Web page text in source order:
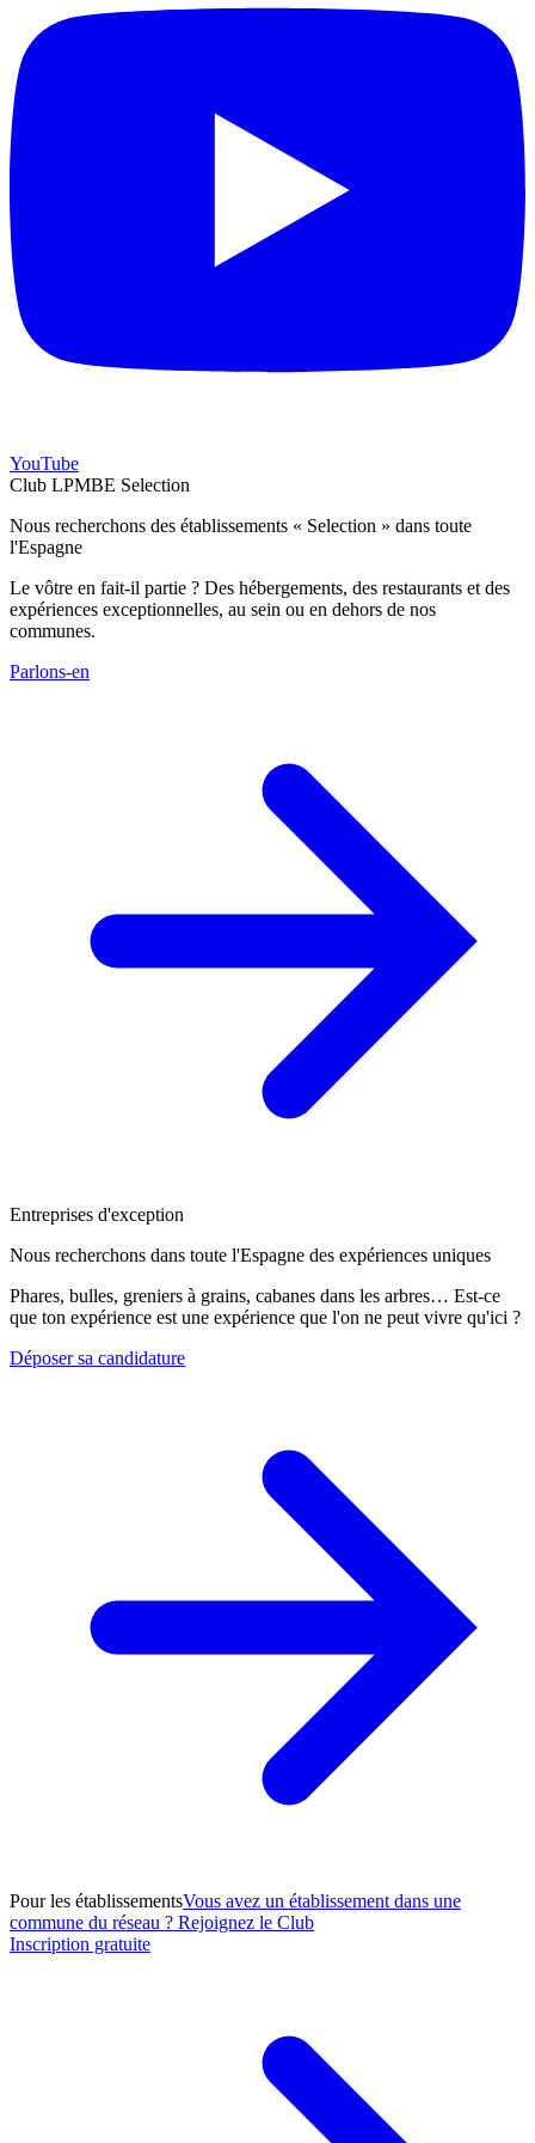
YouTube
Club LPMBE Selection
Nous recherchons des établissements « Selection » dans toute
l'Espagne
Le vôtre en fait-il partie ? Des hébergements, des restaurants et des
expériences exceptionnelles, au sein ou en dehors de nos
communes.
Parlons-en
Entreprises d'exception
Nous recherchons dans toute l'Espagne des expériences uniques
Phares, bulles, greniers à grains, cabanes dans les arbres… Est-ce
que ton expérience est une expérience que l'on ne peut vivre qu'ici ?
Déposer sa candidature
Pour les établissementsVous avez un établissement dans une
commune du réseau ? Rejoignez le Club
Inscription gratuite